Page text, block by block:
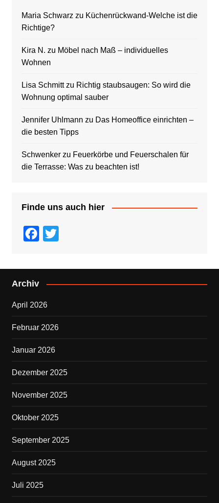
Maria Schwarz zu Küchenrückwand-Welche ist die
Richtige?
Kira N. zu Möbel nach Maß – individuelles
Wohnen
Lisa Schmittzu Richtig staubsaugen: So wird die
Wohnung optimal sauber
Jennifer Uhlmann zu Das Homeoffice einrichten –
die besten Tipps
Schwenkerzu Feuerkörbe und Feuerschalen für
die Terrasse: Was zu beachten ist!
Finde uns auch hier
F
c
e
o
o
k
tt
er
Archiv
April 2026
Februar 2026
Januar 2026
Dezember 2025
November 2025
Oktober 2025
September 2025
August 2025
Juli 2025